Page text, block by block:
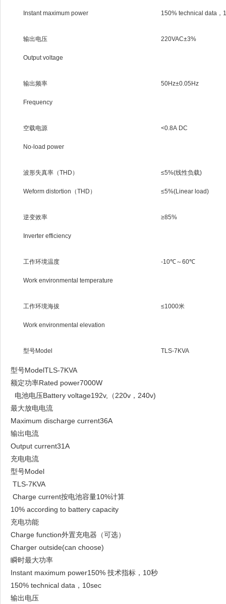
Instant maximum power 150% technical data，
输出电压
Output voltage
220VAC±3%
输出频率
Frequency
50Hz±0.05Hz
空载电源
No-load power
<0.8A DC
波形失真率（THD）
Weform distortion（THD）
≤5%(线性负载)
≤5%(Linear load)
逆变效率
Inverter efficiency
≥85%
工作环境温度
Work environmental temperature
-10℃～60℃
工作环境海拔
Work environmental elevation
≤1000米
型号Model TLS-7KVA
型号ModelTLS-7KVA
额定功率Rated power7000W
电池电压Battery voltage192v,（220v，240v)
最大放电电流
Maximum discharge current36A
输出电流
Output current31A
充电电流
型号Model
TLS-7KVA
Charge current按电池容量10%计算
10% according to battery capacity
充电功能
Charge function外置充电器（可选）
Charger outside(can choose)
瞬时最大功率
Instant maximum power150% 技术指标，10秒
150% technical data，10sec
输出电压